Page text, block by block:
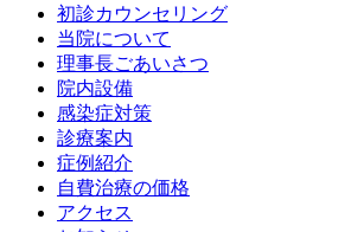
初診カウンセリング
当院について
理事長ごあいさつ
院内設備
感染症対策
診療案内
症例紹介
自費治療の価格
アクセス